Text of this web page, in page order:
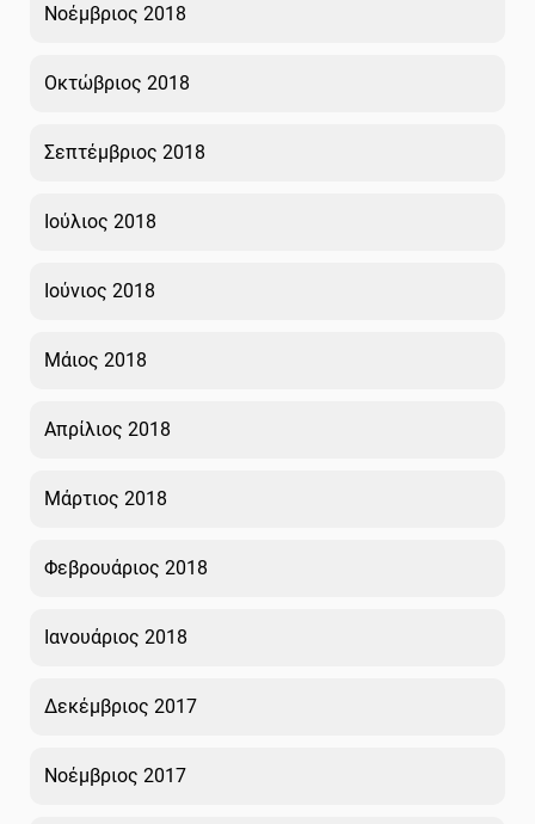
Νοέμβριος 2018
Οκτώβριος 2018
Σεπτέμβριος 2018
Ιούλιος 2018
Ιούνιος 2018
Μάιος 2018
Απρίλιος 2018
Μάρτιος 2018
Φεβρουάριος 2018
Ιανουάριος 2018
Δεκέμβριος 2017
Νοέμβριος 2017